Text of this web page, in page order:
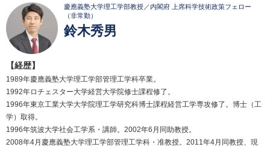
慶應義塾大学理工学部教授／内閣府 上席科学技術政策フェロー
（非常勤）
鈴木秀男
【経歴】
1989年慶應義塾大学理工学部管理工学科卒業。
1992年ロチェスター大学経営大学院修士課程修了。
1996年東京工業大学大学院理工学研究科博士課程経営工学専攻修了。博士（工
学）取得。
1996年筑波大学社会工学系・講師。2002年6月同助教授。
2008年4月慶應義塾大学理工学部管理工学科・准教授。2011年4月同教授、現